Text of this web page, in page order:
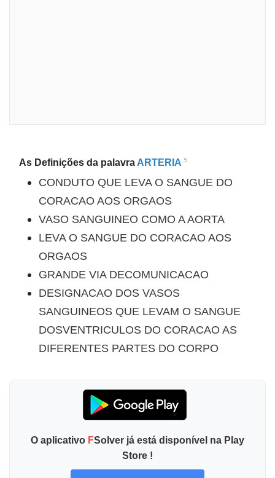
As Definições da palavra ARTERIA 5
CONDUTO QUE LEVA O SANGUE DO
CORACAO AOS ORGAOS
VASO SANGUINEO COMO A AORTA
LEVA O SANGUE DO CORACAO AOS
ORGAOS
GRANDE VIA DECOMUNICACAO
DESIGNACAO DOS VASOS
SANGUINEOS QUE LEVAM O SANGUE
DOSVENTRICULOS DO CORACAO AS
DIFERENTES PARTES DO CORPO
O aplicativo FSolver já está disponível na Play
Store !